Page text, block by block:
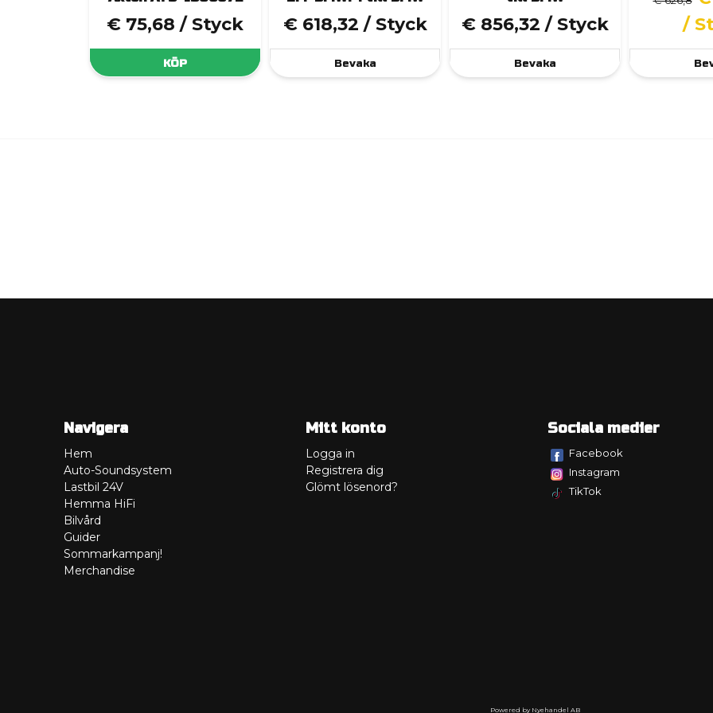
€ 75,68 / Styck
KÖP
€ 618,32 / Styck
Bevaka
€ 856,32 / Styck
Bevaka
/
Navigera
Hem
Auto-Soundsystem
Lastbil 24V
Hemma HiFi
Bilvård
Guider
Sommarkampanj!
Merchandise
Mitt konto
Logga in
Registrera dig
Glömt lösenord?
Sociala medier
Facebook
Instagram
TikTok
Powered by Nyehandel AB